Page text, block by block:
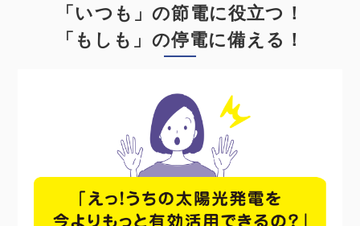
「いつも」の節電に役立つ！
「もしも」の停電に備える！